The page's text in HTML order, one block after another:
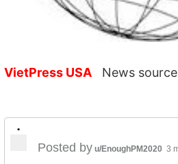
VietPress USA News
•
Posted by u/EnoughPM2020 3